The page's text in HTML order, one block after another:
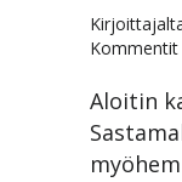
Aloitin